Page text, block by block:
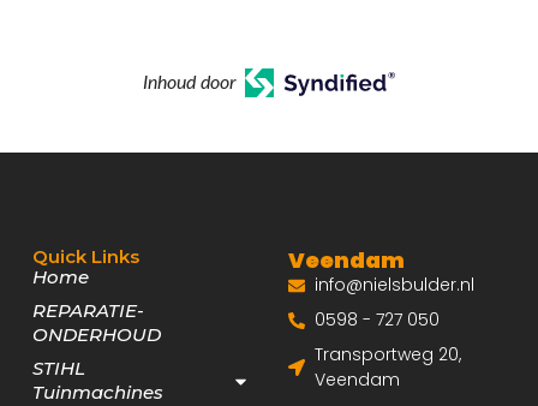
Inhoud door
Quick Links
Home
REPARATIE-
ONDERHOUD
STIHL
Tuinmachines
Veendam
info@nielsbulder.nl
0598 - 727 050
Transportweg 20,
Veendam